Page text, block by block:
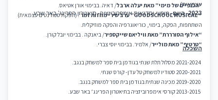
עצמאית).
2023- היום-
מופעי וסדנאות אימפרוביזציה- תיאטרון הפרינג’ באר שבע.
“הכנפיים של מימי” מאת יעלה ארבל/ דאיה. בבימוי אורן אטיאס.
“GOODSCHOOL MUSICAL”
ערב שירי מחזות זמר. (הפקת סטודנטים עצמאית)
השתתפות, הפקה, בימוי, כוריאוגרפיה והפקה מוזיקלית.
“אילוף הסורררת” מאת וויליאם שייקספיר/ ביאנקה . בבימוי יובל קורן.
“טרטיף” מאת מולייר/ אלמיר. בבימוי יוסי צברי.
השכלה
2021-2024 מסלול תלת שנתי בגודמן בית ספר למשחק בנגב.